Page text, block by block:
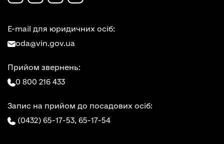
E-mail для юридичних осіб:
oda@vin.gov.ua
Прийом звернень:
0 800 216 433
Запис на прийом до посадових осіб:
(0432) 65-17-53, 65-17-54